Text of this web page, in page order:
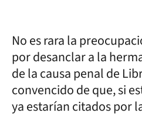
No es rara la
por desanclar a la
de la causa penal de
convencido de que, si
ya estarían citados por